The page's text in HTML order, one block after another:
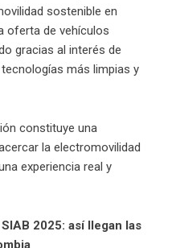
sostenible en
oferta de vehículos
gracias al interés de
más limpias y
constituye una
la electromovilidad
experiencia real y
2025: así llegan las